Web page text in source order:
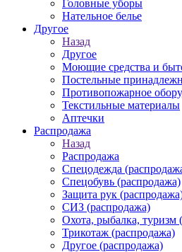
Головные уборы
Нательное белье
Другое
Назад
Другое
Моющие средства и
Постельные
Противопожарное
Текстильные материалы
Аптечки
Распродажа
Назад
Распродажа
Спецодежда
Спецобувь (распродажа)
Защита рук
СИЗ (распродажа)
Охота, рыбалка, туризм
Трикотаж (распродажа)
Другое (распродажа)